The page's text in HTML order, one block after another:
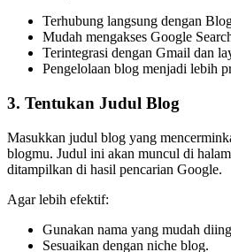
Terhubung langsung dengan
Mudah mengakses Google
Terintegrasi dengan Gmail dan
Pengelolaan blog menjadi lebih
3. Tentukan Judul Blog
Masukkan judul blog yang
blogmu. Judul ini akan muncul di
ditampilkan di hasil pencarian Google.
Agar lebih efektif:
Gunakan nama yang mudah
Sesuaikan dengan niche blog.